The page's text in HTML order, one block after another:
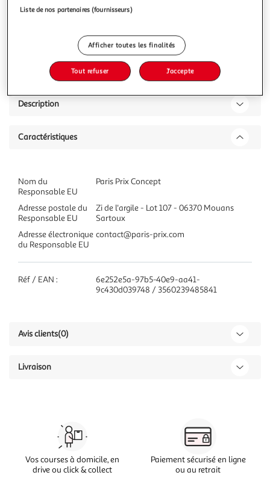
Description
Caractéristiques
Nom du
Responsable EU
Paris Prix Concept
Adresse postale du
Responsable EU
Zi de l'argile - Lot 107 - 06370 Mouans
Sartoux
Adresse électronique
du Responsable EU
contact@paris-prix.com
Réf / EAN :
6e252e5a-97b5-40e9-aa41-
9c430d039748 / 3560239485841
Avis clients(0)
Livraison
Vos courses à domicile, en
drive ou click & collect
Paiement sécurisé en ligne
ou au retrait
Liste de nos partenaires (fournisseurs)
Afficher toutes les finalités
Tout refuser J'accepte